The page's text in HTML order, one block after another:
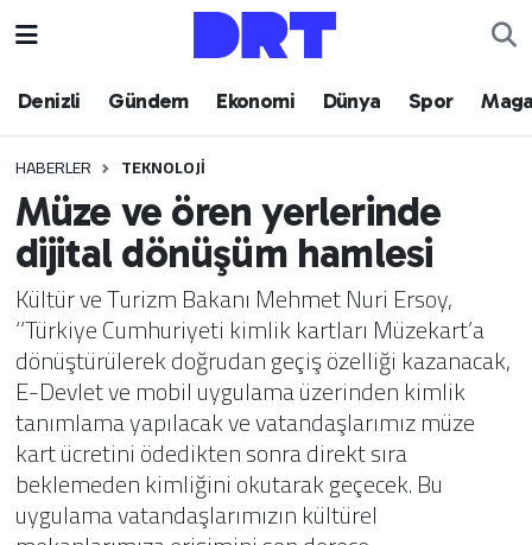
Denizli Gündem Ekonomi Dünya Spor
HABERLER TEKNOLOJI
Müze ve ören yerlerinde
dijital dönüşüm hamlesi
Kültür ve Turizm Bakanı Mehmet Nuri Ersoy,
‘‘Türkiye Cumhuriyeti kimlik kartları Müzekart’a
dönüştürülerek doğrudan geçiş özelliği kazanacak,
E-Devlet ve mobil uygulama üzerinden kimlik
tanımlama yapılacak ve vatandaşlarımız müze
kart ücretini ödedikten sonra direkt sıra
beklemeden kimliğini okutarak geçecek. Bu
uygulama vatandaşlarımızın kültürel
Denizli
Ekonomi
Dünya
Spor
Magazin
Teknoloji
Yaşam
Hava Durumu
Puan Durumu ve Fikstür
Tüm Manşetler
Son Dakika Haberleri
Haber Arşivi